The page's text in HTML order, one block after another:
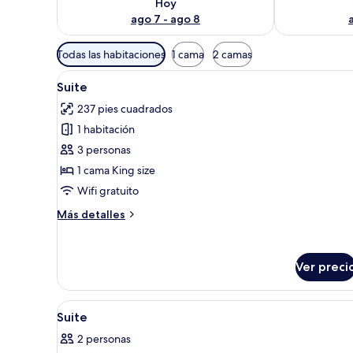
Hoy
ago 7 - ago 8
Filtros
disponibles
para
las
habitaciones
Todas las habitaciones 1 cama 2 camas
Abrir
todas
las
fotos
de
Suite
Una habitación de hotel con
10
Suite
237 pies cuadrados
1 habitación
3 personas
1 cama King size
Wifi gratuito
Más detalles
Más
Ver
Abrir
todas
las
Una habitación de hotel con
4
Suite
2 personas